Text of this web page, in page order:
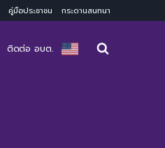
คู่มือประชาชน กระดานสนทนา
ติดต่อ อบต.